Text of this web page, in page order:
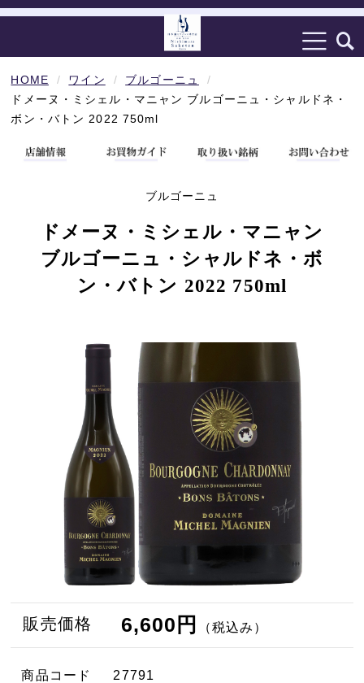
HOME ワイン
ブルゴーニュ
ドメーヌ・ミシェル・マニャン ブルゴーニュ・シャルドネ・
ボン・バトン 2022 750ml
ブルゴーニュ
ドメーヌ・ミシェル・マニャン
ブルゴーニュ・シャルドネ・ボ
ン・バトン 2022 750ml
販売価格 6,600円 （税込み）
商品コード 27791